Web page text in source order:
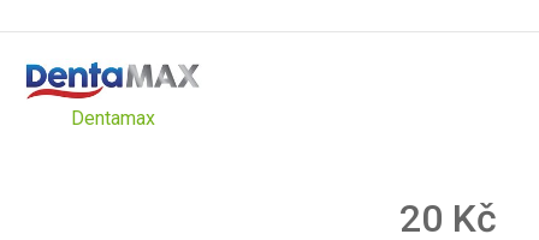
Dentamax
20 Kč